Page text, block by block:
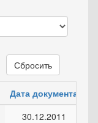
Сбросить
Дата документа
30.12.2011